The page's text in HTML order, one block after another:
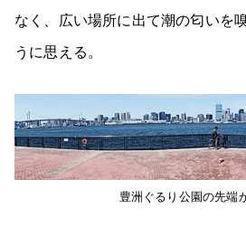
なく、広い場所に出て潮の匂いを
うに思える。
豊洲ぐるり公園の先端